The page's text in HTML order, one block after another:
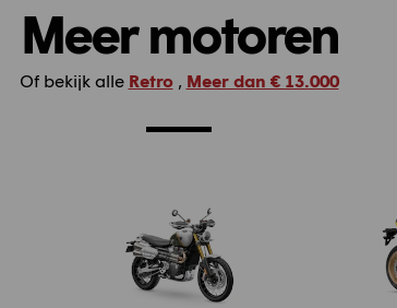
Meer motoren
Of bekijk alle Retro, Meer dan € 13.000